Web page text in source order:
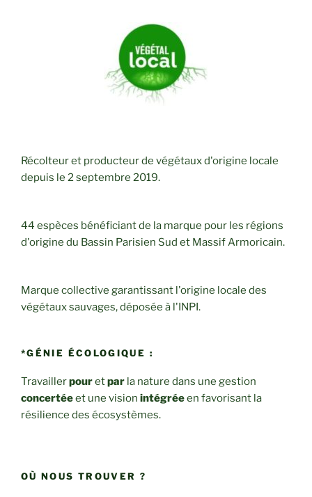
Récolteur et producteur de végétaux d'origine locale
depuis le 2 septembre 2019.
44 espèces bénéficiant de la marque pour les régions
d'origine du Bassin Parisien Sud et Massif Armoricain.
Marque collective garantissant l'origine locale des
végétaux sauvages, déposée à l'INPI.
*GÉNIE ÉCOLOGIQUE :
Travaillerpouretpar la nature dans une gestion
concertéeet une vision intégréeen favorisant la
résilience des écosystèmes.
OÙ NOUS TROUVER ?